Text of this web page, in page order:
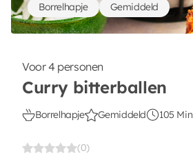
Voor 4 personen
Curry bitterballen
Borrelhapje Gemiddeld 105 Min
(0)
Borrelhapje Gemiddeld